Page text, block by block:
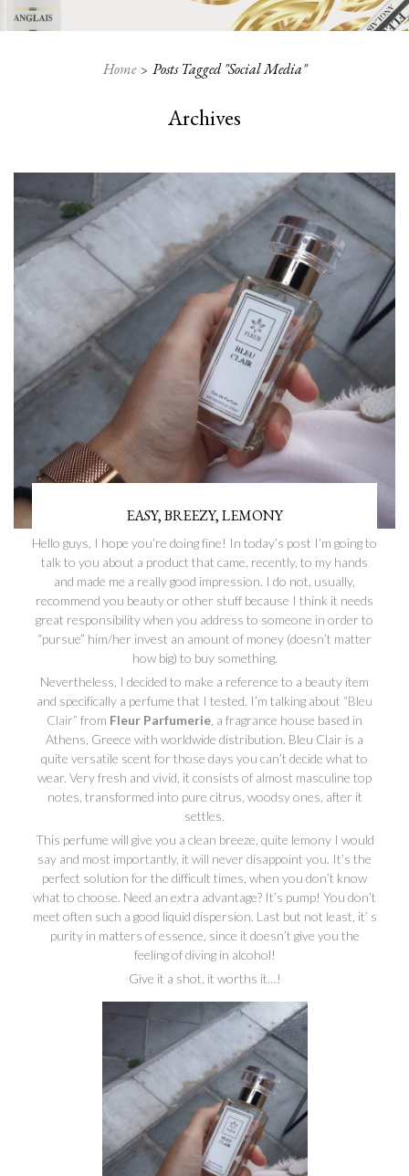
Home Posts Tagged "social Media"
Archives
EASY, BREEZY, LEMONY
Hello guys, I hope you’re doing fine! In today’s post I’m going to
talk to you about a product that came, recently, to my hands
and made me a really good impression. I do not, usually,
recommend you beauty or other stuff because I think it needs
great responsibility when you address to someone in order to
“pursue” him/her invest an amount of money (doesn’t matter
how big) to buy something.
Nevertheless, I decided to make a reference to a beauty item
and specifically a perfume that I tested. I’m talking about “Bleu
Clair” from Fleur Parfumerie , a fragrance house based in
Athens, Greece with worldwide distribution. Bleu Clair is a
quite versatile scent for those days you can’t decide what to
wear. Very fresh and vivid, it consists of almost masculine top
notes, transformed into pure citrus, woodsy ones, after it
settles.
This perfume will give you a clean breeze, quite lemony I would
say and most importantly, it will never disappoint you. It’s the
perfect solution for the difficult times, when you don’t know
what to choose. Need an extra advantage? It’s pump! You don’t
meet often such a good liquid dispersion. Last but not least, it’ s
purity in matters of essence, since it doesn’t give you the
feeling of diving in alcohol!
Give it a shot, it worths it…!